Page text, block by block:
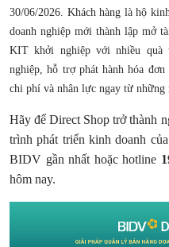
30/06/2026. Khách hàng là hộ
doanh nghiệp mới thành lập mở
KIT khởi nghiệp với nhiều quà
nghiệp, hỗ trợ phát hành hóa
chi phí và nhân lực ngay từ những
Hãy để Direct Shop trở thành
trình phát triển kinh doanh
BIDV gần nhất hoặc hotline
hôm nay.